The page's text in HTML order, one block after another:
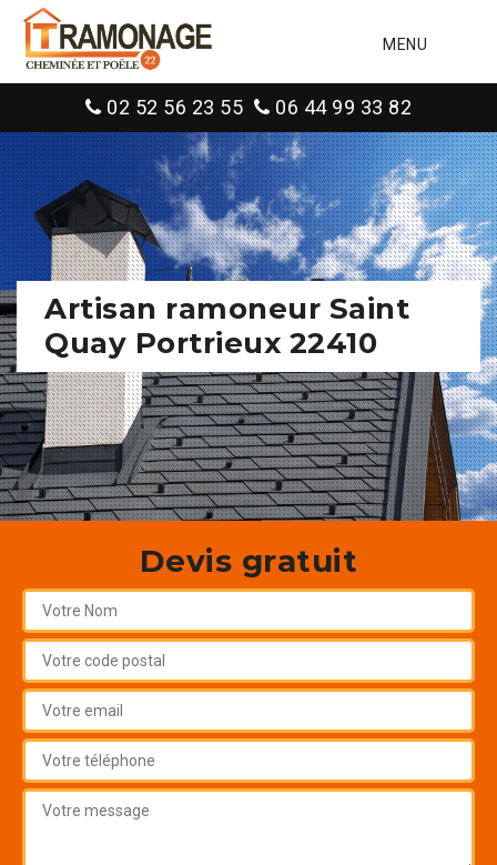
MENU
02 52 56 23 55 06 44 99 33 82
Artisan ramoneur Saint
Quay Portrieux 22410
Devis gratuit